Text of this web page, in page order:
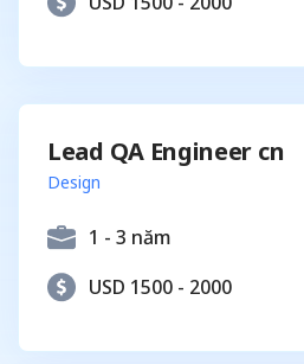
Lead QA Engineer cn
Design
1 - 3 năm
USD 1500 - 2000